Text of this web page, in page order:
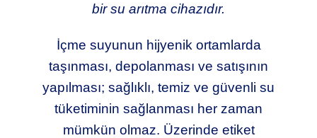
bir su arıtma cihazıdır.
İçme suyunun hijyenik ortamlarda
taşınması, depolanması ve satışının
yapılması; sağlıklı, temiz ve güvenli su
tüketiminin sağlanması her zaman
mümkün olmaz. Üzerinde etiket